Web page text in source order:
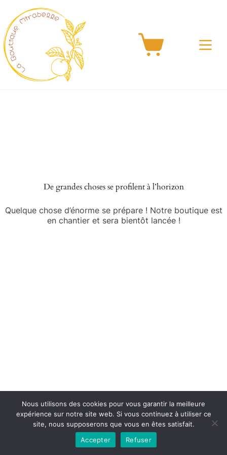
contenu
Panier
d’achat
De grandes choses se profilent à l’horizon
Quelque chose d’énorme se prépare ! Notre boutique est
en chantier et sera bientôt lancée !
Copyright © 2026la boutique mirabelle}.
Nous utilisons des cookies pour vous garantir la meilleure
expérience sur notre site web. Si vous continuez à utiliser ce
site, nous supposerons que vous en êtes satisfait.
Accepter
Refuser